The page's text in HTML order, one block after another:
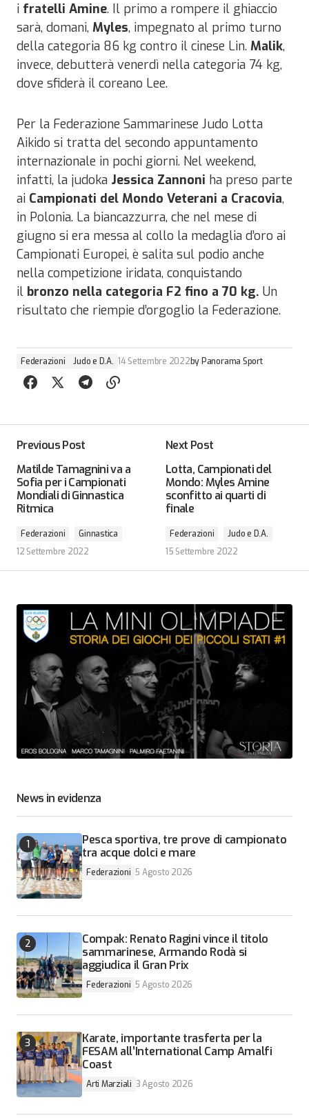
i fratelli Amine. Il primo a rompere il ghiaccio
sarà, domani, Myles, impegnato al primo turno
della categoria 86 kg contro il cinese Lin. Malik,
invece, debutterà venerdì nella categoria 74 kg,
dove sfiderà il coreano Lee.
Per la Federazione Sammarinese Judo Lotta
Aikido si tratta del secondo appuntamento
internazionale in pochi giorni. Nel weekend,
infatti, la judoka Jessica Zannoni ha preso parte
ai Campionati del Mondo Veterani a Cracovia,
in Polonia. La biancazzurra, che nel mese di
giugno si era messa al collo la medaglia d’oro ai
Campionati Europei, è salita sul podio anche
nella competizione iridata, conquistando
il bronzo nella categoria F2 fino a 70 kg. Un
risultato che riempie d’orgoglio la Federazione.
Federazioni Judo e D.A. 14 Settembre 2022by Panorama Sport
Previous Post
Matilde Tamagnini va a
Sofia per i Campionati
Mondiali di Ginnastica
Ritmica
Federazioni
Ginnastica
12 Settembre 2022
Next Post
Lotta, Campionati del
Mondo: Myles Amine
sconfitto ai quarti di
finale
Federazioni
Judo e D.A.
15 Settembre 2022
News in evidenza
Pesca sportiva, tre prove di campionato
tra acque dolci e mare
Federazioni 5 Agosto 2026
Compak: Renato Ragini vince il titolo
sammarinese, Armando Rodà si
aggiudica il Gran Prix
Federazioni 5 Agosto 2026
Karate, importante trasferta per la
FESAM all’International Camp Amalfi
Coast
Arti Marziali 3 Agosto 2026